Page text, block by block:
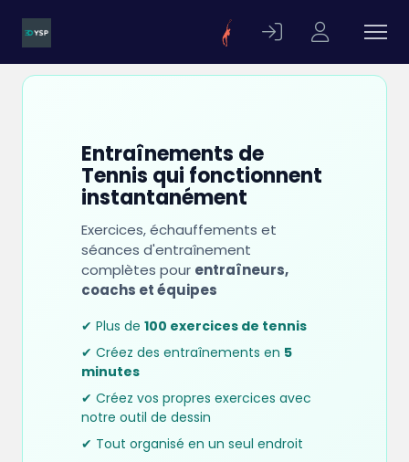
Entraînements de
Tennis qui fonctionnent
instantanément
Exercices, échauffements et
séances d'entraînement
complètes pour entraîneurs,
coachs et équipes
✔ Plus de 100 exercices de tennis
✔ Créez des entraînements en 5
minutes
✔ Créez vos propres exercices avec
notre outil de dessin
✔ Tout organisé en un seul endroit